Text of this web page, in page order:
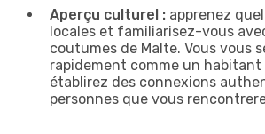
Aperçu culturel : apprenez
locales et familiarisez-vous
coutumes de Malte. Vous vous
rapidement comme un habitant
établirez des connexions
personnes que vous